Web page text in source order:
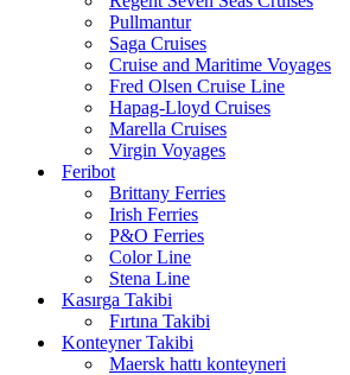
Pullmantur
Saga Cruises
Cruise and Maritime Voyages
Fred Olsen Cruise Line
Hapag-Lloyd Cruises
Marella Cruises
Virgin Voyages
Feribot
Brittany Ferries
Irish Ferries
P&O Ferries
Color Line
Stena Line
Kasırga Takibi
Fırtına Takibi
Konteyner Takibi
Maersk hattı konteyneri